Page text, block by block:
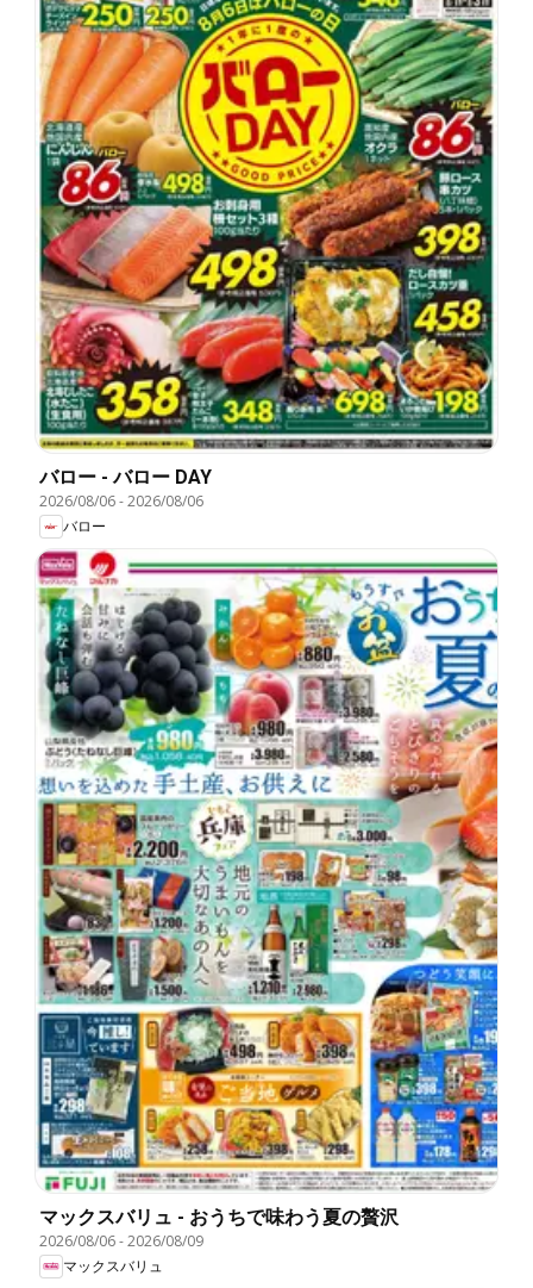
バロー - バロー DAY
2026/08/06-2026/08/06
バロー
マックスバリュ - おうちで味わう夏の贅沢
2026/08/06-2026/08/09
マックスバリュ